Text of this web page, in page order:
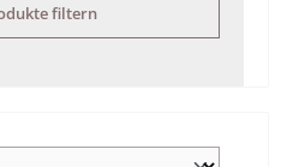
filtern